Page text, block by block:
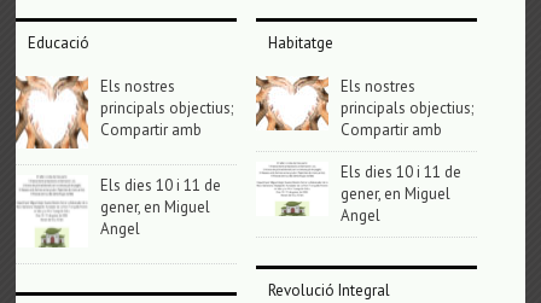
Educació
Els nostres
principals objectius;
Compartir amb
Els dies 10 i 11 de
gener, en Miguel
Angel
Habitatge
Els nostres
principals objectius;
Compartir amb
Els dies 10 i 11 de
gener, en Miguel
Angel
Revolució Integral